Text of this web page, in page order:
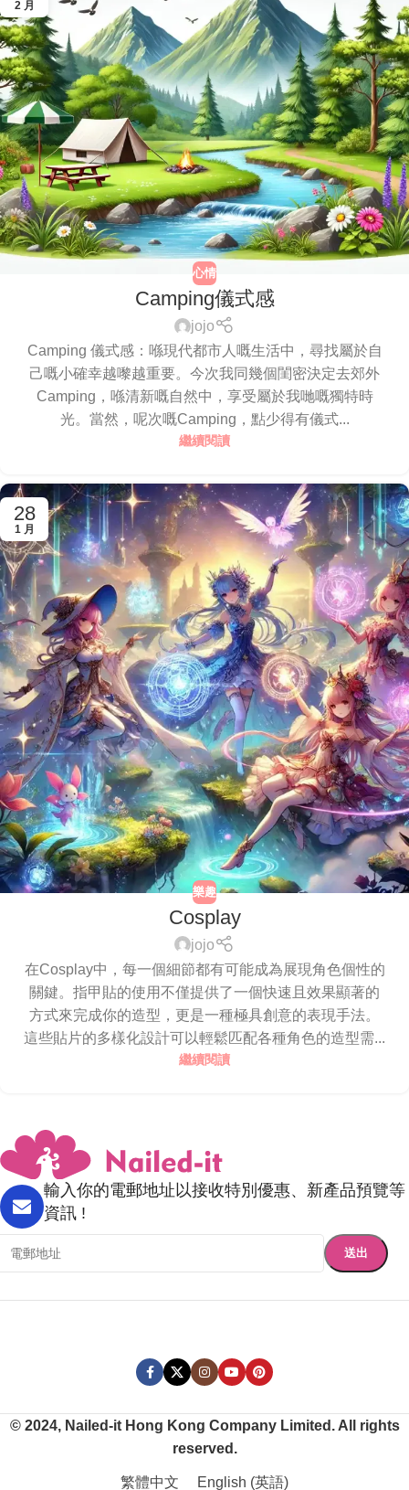
2 月
心情
Camping儀式感
jojo
Camping 儀式感：喺現代都市人嘅生活中，尋找屬於自
己嘅小確幸越嚟越重要。今次我同幾個閨密決定去郊外
Camping，喺清新嘅自然中，享受屬於我哋嘅獨特時
光。當然，呢次嘅Camping，點少得有儀式...
繼續閱讀
28
1 月
樂趣
Cosplay
jojo
在Cosplay中，每一個細節都有可能成為展現角色個性的
關鍵。指甲貼的使用不僅提供了一個快速且效果顯著的
方式來完成你的造型，更是一種極具創意的表現手法。
這些貼片的多樣化設計可以輕鬆匹配各種角色的造型需...
繼續閱讀
輸入你的電郵地址以接收特別優惠、新產品預覽等
資訊 !
© 2024, Nailed-it Hong Kong Company Limited. All rights
reserved.
繁體中文 English (英語)